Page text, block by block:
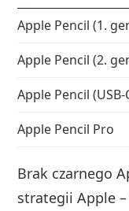
Apple Pencil (1.
Apple Pencil (2.
Apple Pencil
Apple Pencil Pro
Brak czarnego
strategii Apple